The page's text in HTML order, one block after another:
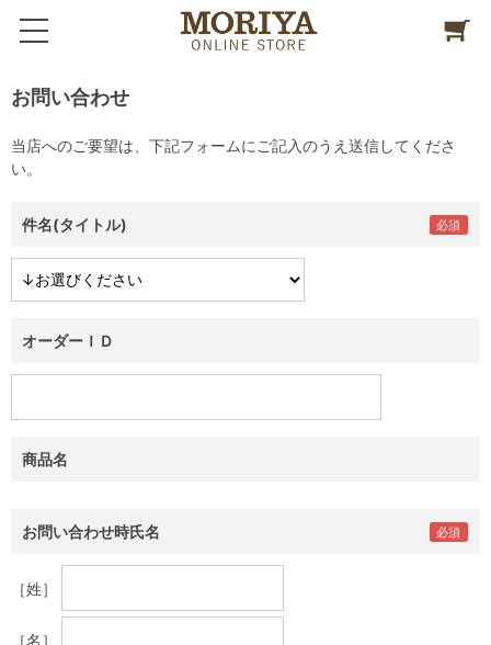
お問い合わせ
当店へのご要望は、下記フォームにご記入のうえ送信してくださ
い。
件名(タイトル)
オーダーＩＤ
商品名
お問い合わせ時氏名
［姓］
［名］